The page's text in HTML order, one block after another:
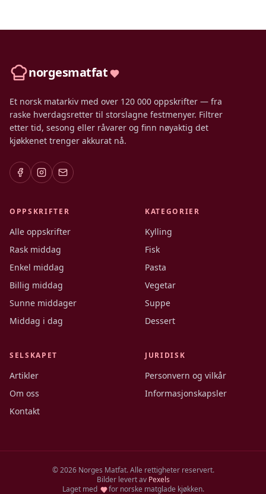
norgesmatfat
Et norsk matarkiv med over 120 000 oppskrifter — fra
raske hverdagsretter til storslagne festmenyer. Filtrer
etter tid, sesong eller råvarer og finn nøyaktig det
kjøkkenet trenger akkurat nå.
OPPSKRIFTER
Alle oppskrifter
Rask middag
Enkel middag
Billig middag
Sunne middager
Middag i dag
KATEGORIER
Kylling
Fisk
Pasta
Vegetar
Suppe
Dessert
SELSKAPET
Artikler
Om oss
Kontakt
JURIDISK
Personvern og vilkår
Informasjonskapsler
©2026Norges Matfat. Alle rettigheter reservert.
Bilder levert av Pexels
Laget med
for norske matglade kjøkken.